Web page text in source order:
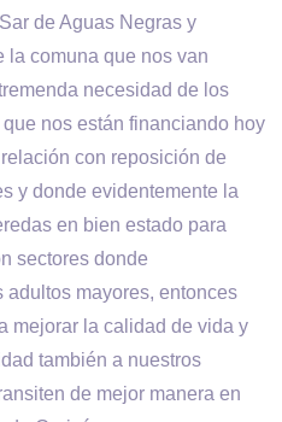
de Aguas Negras y
la comuna que nos van
necesidad de los
nos están financiando hoy
con reposición de
y donde evidentemente la
en bien estado para
sectores donde
mayores, entonces
mejorar la calidad de vida y
también a nuestros
de mejor manera en